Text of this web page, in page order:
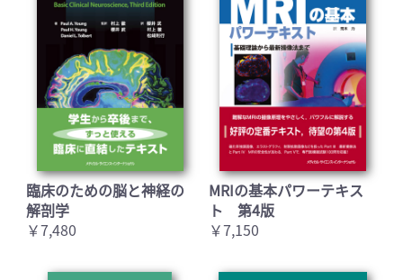
臨床のための脳と神経の
解剖学
￥7,480
MRIの基本パワーテキス
ト 第4版
￥7,150